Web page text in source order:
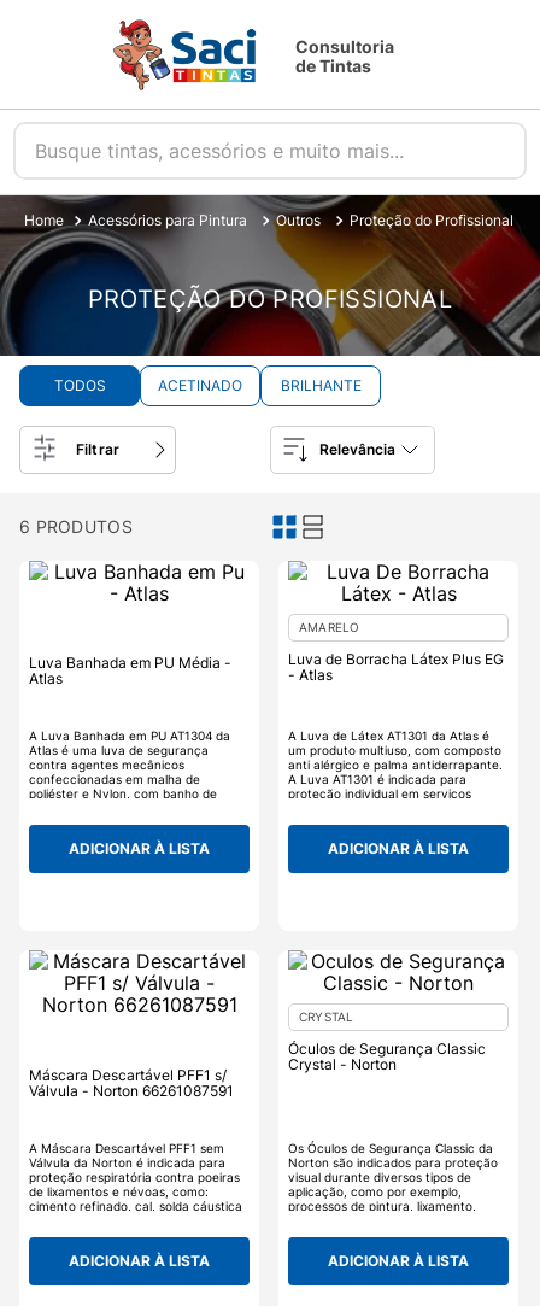
Consultoria
de Tintas
Busque tintas, acessórios e muito mais...
Acessórios para Pintura Outros Proteção do Profissional
PROTEÇÃO DO PROFISSIONAL
TODOS ACETINADO BRILHANTE
Filtrar Relevância
6 PRODUTOS
Luva Banhada em PU Média -
Atlas
A Luva Banhada em PU AT1304 da
Atlas é uma luva de segurança
contra agentes mecânicos
confeccionadas em malha de
poliéster e Nylon, com banho de
palma e nos dedos, punho elástico.
As Luvas Banhadas em PU AT1304 é
ideal para trabalhos de manutenção,
ADICIONAR À LISTA
AMARELO
Luva de Borracha Látex Plus EG
- Atlas
A Luva de Látex AT1301 da Atlas é
um produto multiuso, com composto
anti alérgico e palma antiderrapante.
A Luva AT1301 é indicada para
proteção individual em serviços
ADICIONAR À LISTA
Máscara Descartável PFF1 s/
Válvula - Norton 66261087591
A Máscara Descartável PFF1 sem
Válvula da Norton é indicada para
proteção respiratória contra poeiras
de lixamentos e névoas, como:
cimento refinado, cal, solda cáustica
filtração de partículas. Máscaras
Norton possuem certificação do
ministério do trabalho.
ADICIONAR À LISTA
CRYSTAL
Óculos de Segurança Classic
Crystal - Norton
Os Óculos de Segurança Classic da
Norton são indicados para proteção
visual durante diversos tipos de
aplicação, como por exemplo,
processos de pintura, lixamento,
Segurança Classic possuem camada
protetora que evita o aparecimento
de riscos precoces e protege os olhos
ADICIONAR À LISTA